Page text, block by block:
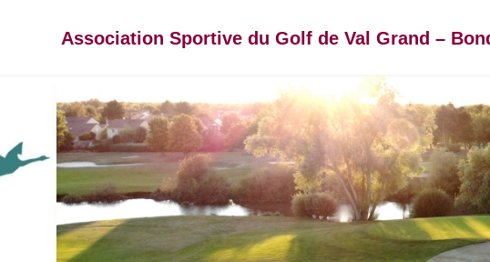
Association Sportive du Golf de Val Grand –